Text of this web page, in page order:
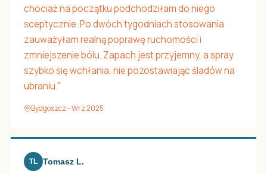
chociaż na początku podchodziłam do niego
sceptycznie. Po dwóch tygodniach stosowania
zauważyłam realną poprawę ruchomości i
zmniejszenie bólu. Zapach jest przyjemny, a spray
szybko się wchłania, nie pozostawiając śladów na
ubraniu."
Bydgoszcz - Wrz 2025
TL Tomasz L.